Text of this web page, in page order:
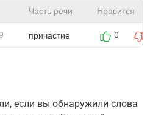
Часть речи Нравится
причастие 0
если вы обнаружили слова